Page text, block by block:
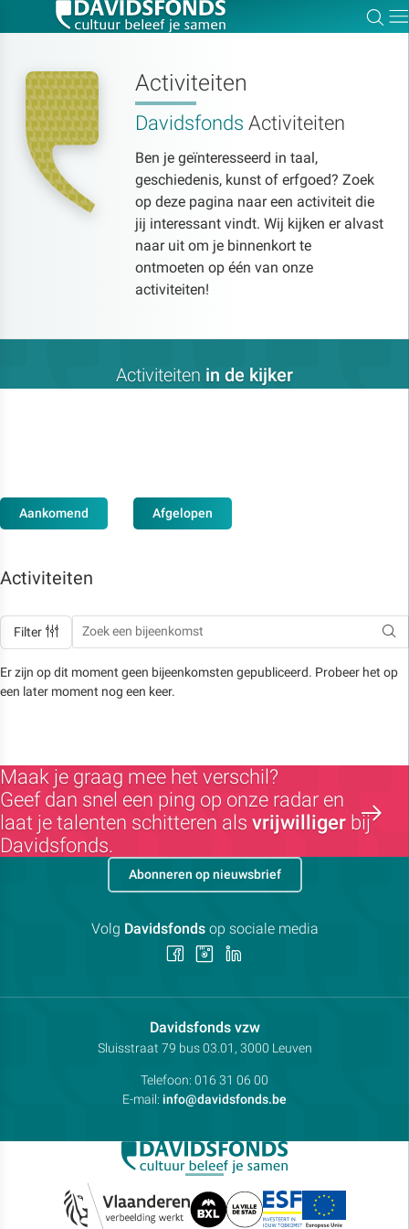
Activiteiten
Davidsfonds Activiteiten
Ben je geïnteresseerd in taal,
geschiedenis, kunst of erfgoed? Zoek
op deze pagina naar een activiteit die
jij interessant vindt. Wij kijken er alvast
naar uit om je binnenkort te
ontmoeten op één van onze
activiteiten!
Activiteiten in de kijker
Aankomend Afgelopen
Activiteiten
Filter
Er zijn op dit moment geen bijeenkomsten gepubliceerd. Probeer het op
een later moment nog een keer.
Maak je graag mee het verschil?
Geef dan snel een ping op onze radar en
laat je talenten schitteren als vrijwilliger bij
Davidsfonds.
Davidsfonds vzwContactpersoon:
Adres:
Sluisstraat 79 bus 03.01, 3000 Leuven
Telefoon: 016 31 06 00
E-mail: info@davidsfonds.be
Abonneren op nieuwsbrief
Volg Davidsfondsop sociale media
Volg Volg
Zoek:
Zoeken